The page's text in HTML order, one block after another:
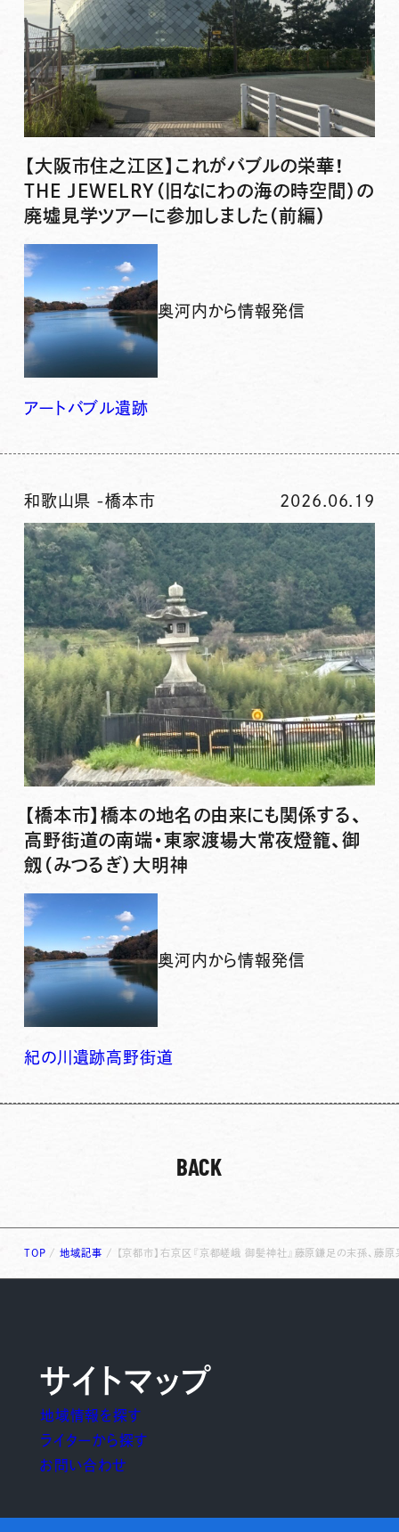
【大阪市住之江区】これがバブルの栄華！
THE JEWELRY（旧なにわの海の時空間）の
廃墟見学ツアーに参加しました（前編）
奥河内から情報発信
アートバブル遺跡
和歌山県 -橋本市 2026.06.19
【橋本市】橋本の地名の由来にも関係する、
高野街道の南端・東家渡場大常夜燈籠、御
劔（みつるぎ）大明神
奥河内から情報発信
紀の川 遺跡高野街道
BACK
TOP /地域記事 / 【京都市】右京区『京都嵯峨 御髪神社』藤原鎌足の末孫、藤原
サイトマップ
地域情報を探す
ライターから探す
お問い合わせ